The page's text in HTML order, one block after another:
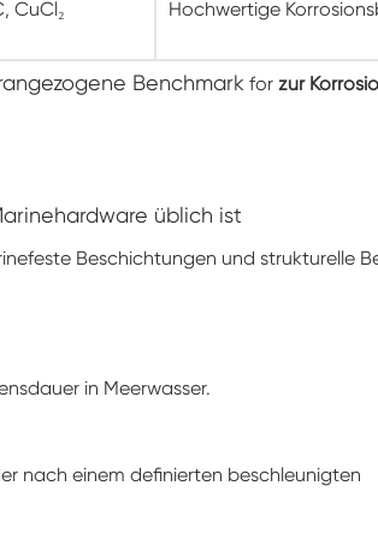
Tauwetter kammer einfrieren
Feuchtigkeits-Gefrier-Test-Kammer
PV-Klimakammer
PV-Prüf kammer
CuCl₂ Hochwertige
Benchmark for zur
üblich ist
Beschichtungen und strukturelle
in Meerwasser.
nach einem definierten beschleunigten